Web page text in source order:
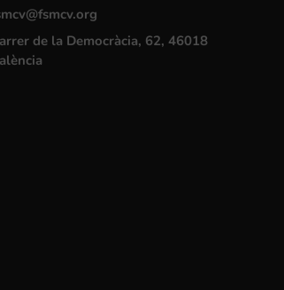
de la Democràcia, 62, 46018